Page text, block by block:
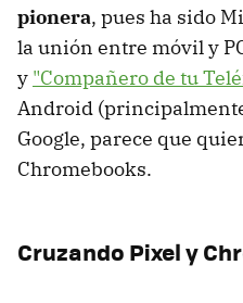
pionera, pues ha sido
la unión entre móvil y
y "Compañero de tu
Android
Google, parece que
Chromebooks.
Cruzando Pixel y